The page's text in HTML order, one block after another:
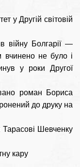
у Другій світовій
війну Болгарії —
вчинено не було і
у роки Другої
роман Бориса
до друку на
Тарасові Шевченку
кару